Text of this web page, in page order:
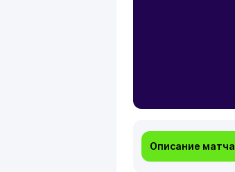
Описание матча